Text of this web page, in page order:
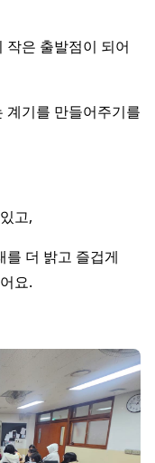
작은 출발점이 되어
계기를 만들어주기를
고,
를 더 밝고 즐겁게
요.